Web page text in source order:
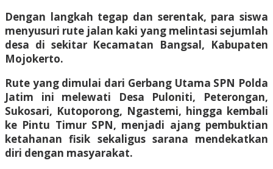
Dengan langkah tegap dan serentak, para siswa
menyusuri rute jalan kaki yang melintasi sejumlah
desa di sekitar Kecamatan Bangsal, Kabupaten
Mojokerto.
Rute yang dimulai dari Gerbang Utama SPN Polda
Jatim ini melewati Desa Puloniti, Peterongan,
Sukosari, Kutoporong, Ngastemi, hingga kembali
ke Pintu Timur SPN, menjadi ajang pembuktian
ketahanan fisik sekaligus sarana mendekatkan
diri dengan masyarakat.